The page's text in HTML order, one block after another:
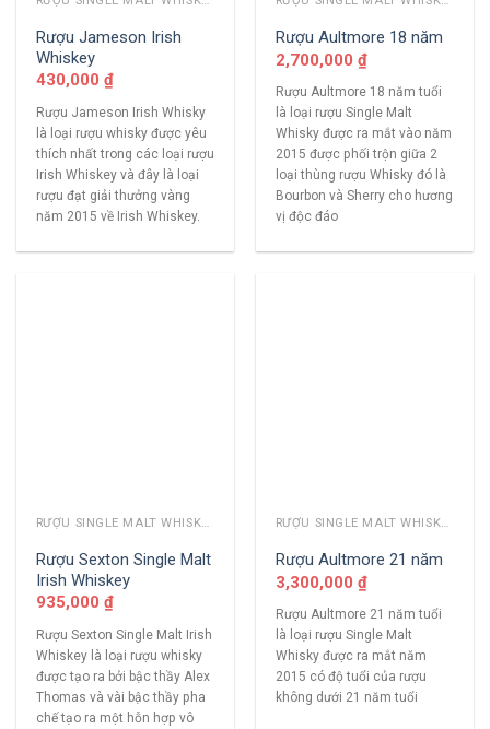
Rượu Jameson Irish
Whiskey
430,000 ₫
Rượu Jameson Irish Whisky
là loại rượu whisky được yêu
thích nhất trong các loại rượu
Irish Whiskey và đây là loại
rượu đạt giải thưởng vàng
năm 2015 về Irish Whiskey.
Rượu Aultmore 18 năm
2,700,000 ₫
Rượu Aultmore 18 năm tuổi
là loại rượu Single Malt
Whisky được ra mắt vào năm
2015 được phối trộn giữa 2
loại thùng rượu Whisky đó là
Bourbon và Sherry cho hương
vị độc đáo
RƯỢU SINGLE MALT WHISKY KHÁC
Rượu Sexton Single Malt
Irish Whiskey
935,000 ₫
Rượu Sexton Single Malt Irish
Whiskey là loại rượu whisky
được tạo ra bởi bậc thầy Alex
Thomas và vài bậc thầy pha
chế tạo ra một hỗn hợp vô
RƯỢU SINGLE MALT WHISKY KHÁC
Rượu Aultmore 21 năm
3,300,000 ₫
Rượu Aultmore 21 năm tuổi
là loại rượu Single Malt
Whisky được ra mắt năm
2015 có độ tuổi của rượu
không dưới 21 năm tuổi